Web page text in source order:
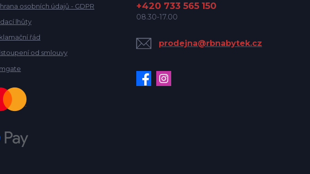
osobních údajů - GDPR
lhůty
řád
od smlouvy
+420 733 565 150
08.30-17.00
prodejna@rbnabytek.cz